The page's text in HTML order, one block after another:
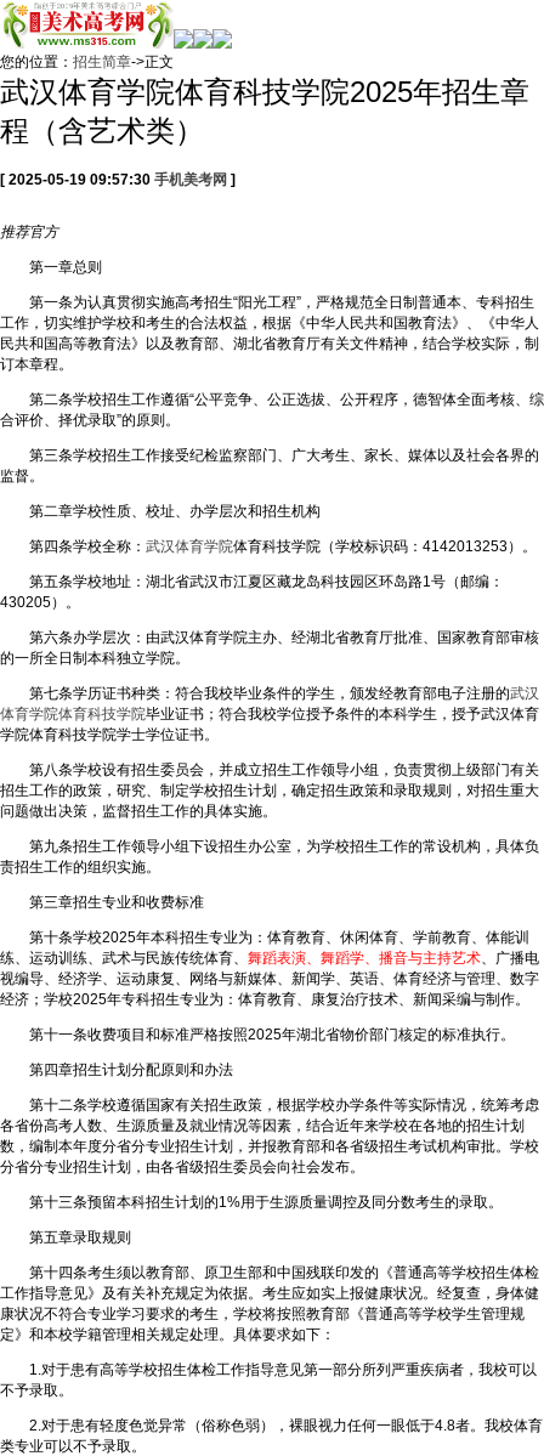
您的位置： 招生简章->正文
武汉体育学院体育科技学院2025年招生章
程（含艺术类）
[ 2025-05-19 09:57:30 手机美考网 ]
推荐官方
第一章总则
第一条为认真贯彻实施高考招生“阳光工程”，严格规范全日制普通本、专科招生
工作，切实维护学校和考生的合法权益，根据《中华人民共和国教育法》、《中华人
民共和国高等教育法》以及教育部、湖北省教育厅有关文件精神，结合学校实际，制
订本章程。
第二条学校招生工作遵循“公平竞争、公正选拔、公开程序，德智体全面考核、综
合评价、择优录取”的原则。
第三条学校招生工作接受纪检监察部门、广大考生、家长、媒体以及社会各界的
监督。
第二章学校性质、校址、办学层次和招生机构
第四条学校全称： 武汉体育学院体育科技学院（学校标识码：4142013253）。
第五条学校地址：湖北省武汉市江夏区藏龙岛科技园区环岛路1号（邮编：
430205）。
第六条办学层次：由武汉体育学院主办、经湖北省教育厅批准、国家教育部审核
的一所全日制本科独立学院。
第七条学历证书种类：符合我校毕业条件的学生，颁发经教育部电子注册的武汉
体育学院体育科技学院毕业证书；符合我校学位授予条件的本科学生，授予武汉体育
学院体育科技学院学士学位证书。
第八条学校设有招生委员会，并成立招生工作领导小组，负责贯彻上级部门有关
招生工作的政策，研究、制定学校招生计划，确定招生政策和录取规则，对招生重大
问题做出决策，监督招生工作的具体实施。
第九条招生工作领导小组下设招生办公室，为学校招生工作的常设机构，具体负
责招生工作的组织实施。
第三章招生专业和收费标准
第十条学校2025年本科招生专业为：体育教育、休闲体育、学前教育、体能训
练、运动训练、武术与民族传统体育、 舞蹈表演、舞蹈学、播音与主持艺术、广播电
视编导、经济学、运动康复、网络与新媒体、新闻学、英语、体育经济与管理、数字
经济；学校2025年专科招生专业为：体育教育、康复治疗技术、新闻采编与制作。
第十一条收费项目和标准严格按照2025年湖北省物价部门核定的标准执行。
第四章招生计划分配原则和办法
第十二条学校遵循国家有关招生政策，根据学校办学条件等实际情况，统筹考虑
各省份高考人数、生源质量及就业情况等因素，结合近年来学校在各地的招生计划
数，编制本年度分省分专业招生计划，并报教育部和各省级招生考试机构审批。学校
分省分专业招生计划，由各省级招生委员会向社会发布。
第十三条预留本科招生计划的1%用于生源质量调控及同分数考生的录取。
第五章录取规则
第十四条考生须以教育部、原卫生部和中国残联印发的《普通高等学校招生体检
工作指导意见》及有关补充规定为依据。考生应如实上报健康状况。经复查，身体健
康状况不符合专业学习要求的考生，学校将按照教育部《普通高等学校学生管理规
定》和本校学籍管理相关规定处理。具体要求如下：
1.对于患有高等学校招生体检工作指导意见第一部分所列严重疾病者，我校可以
不予录取。
2.对于患有轻度色觉异常（俗称色弱），裸眼视力任何一眼低于4.8者。我校体育
类专业可以不予录取。